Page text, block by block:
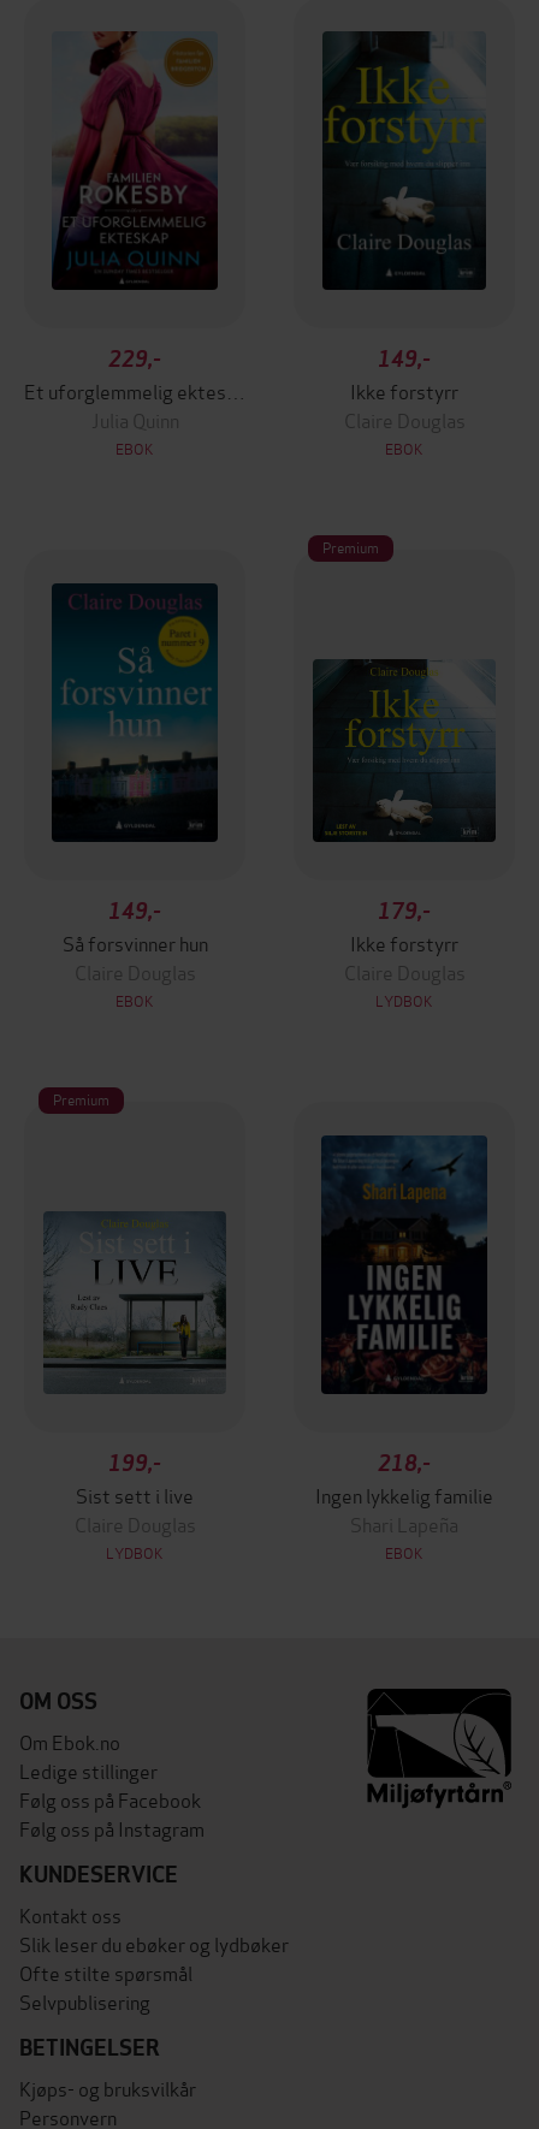
229,-
Julia Quinn
EBOK
149,-
Ikke forstyrr
Claire Douglas
EBOK
149,-
Så forsvinner hun
Claire Douglas
EBOK
Premium
179,-
Ikke forstyrr
Claire Douglas
LYDBOK
Premium
199,-
Sist sett i live
Claire Douglas
LYDBOK
218,-
Ingen lykkelig familie
Shari Lapeña
EBOK
OM OSS
Om Ebok.no
Ledige stillinger
Følg oss på Facebook
Følg oss på Instagram
KUNDESERVICE
Kontakt oss
Slik leser du ebøker og lydbøker
Ofte stilte spørsmål
Selvpublisering
BETINGELSER
Kjøps- og bruksvilkår
Personvern